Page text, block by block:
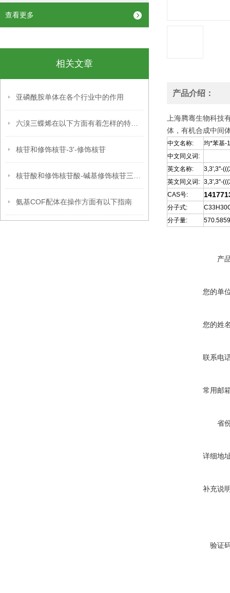
查看更多
相关文章
亚磷酰胺单体在各个行业中的作用
核苷和修饰核苷-3'-修饰核苷
氨基COF配体在操作方面有以下指南
产品介绍：
上海腾骞生物科技
体，有机合成中间
中文名称:
均*苯基-
中文同义词:
英文名称:
3,3',3''-
英文同义词: 3,3',3''-
CAS号:
分子式:
分子量:
570.5859
产
您的单
您的姓
联系电
常用邮
省
详细地
补充说
验证